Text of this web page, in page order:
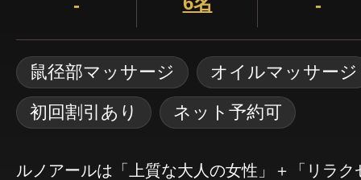
-
-
鼠径部マッサージ
オイルマッサージ
初回割引あり
ネット予約可
ルノアールは「上質な大人の女性」＋「リラ